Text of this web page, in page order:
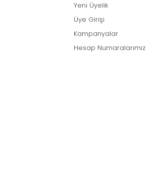
Yeni Üyelik
Üye Girişi
Kampanyalar
Hesap Numaralarımız